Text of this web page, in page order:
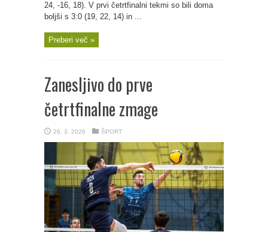
24, -16, 18). V prvi četrtfinalni tekmi so bili doma
boljši s 3:0 (19, 22, 14) in ...
Preberi več »
Zanesljivo do prve
četrtfinalne zmage
26. 3. 2026 ŠPORT